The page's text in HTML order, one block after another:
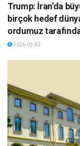
Trump: İran’da
birçok hedef
ordumuz
2026-03-30